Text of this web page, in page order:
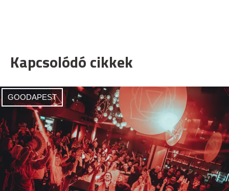
Kapcsolódó cikkek
GOODAPEST